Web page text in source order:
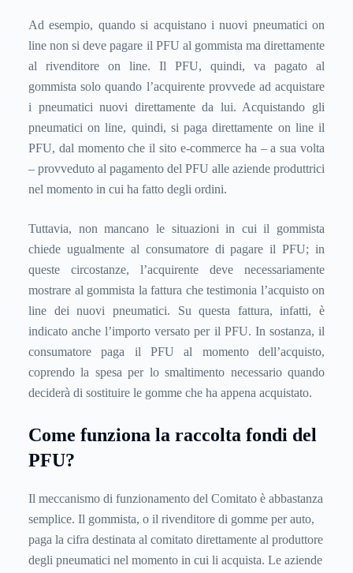
Ad esempio, quando si acquistano i nuovi pneumatici on
line non si deve pagare il PFU al gommista ma direttamente
al rivenditore on line. Il PFU, quindi, va pagato al
gommista solo quando l’acquirente provvede ad acquistare
i pneumatici nuovi direttamente da lui. Acquistando gli
pneumatici on line, quindi, si paga direttamente on line il
PFU, dal momento che il sito e-commerce ha – a sua volta
– provveduto al pagamento del PFU alle aziende produttrici
nel momento in cui ha fatto degli ordini.
Tuttavia, non mancano le situazioni in cui il gommista
chiede ugualmente al consumatore di pagare il PFU; in
queste circostanze, l’acquirente deve necessariamente
mostrare al gommista la fattura che testimonia l’acquisto on
line dei nuovi pneumatici. Su questa fattura, infatti, è
indicato anche l’importo versato per il PFU. In sostanza, il
consumatore paga il PFU al momento dell’acquisto,
coprendo la spesa per lo smaltimento necessario quando
deciderà di sostituire le gomme che ha appena acquistato.
Come funziona la raccolta fondi del
PFU?
Il meccanismo di funzionamento del Comitato è abbastanza
semplice. Il gommista, o il rivenditore di gomme per auto,
paga la cifra destinata al comitato direttamente al produttore
degli pneumatici nel momento in cui li acquista. Le aziende